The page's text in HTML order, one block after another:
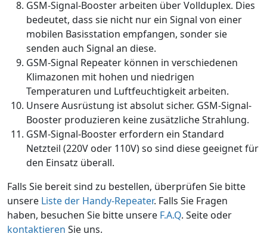
GSM-Signal-Booster arbeiten über Vollduplex. Dies
bedeutet, dass sie nicht nur ein Signal von einer
mobilen Basisstation empfangen, sonder sie
senden auch Signal an diese.
GSM-Signal Repeater können in verschiedenen
Klimazonen mit hohen und niedrigen
Temperaturen und Luftfeuchtigkeit arbeiten.
Unsere Ausrüstung ist absolut sicher. GSM-Signal-
Booster produzieren keine zusätzliche Strahlung.
GSM-Signal-Booster erfordern ein Standard
Netzteil (220V oder 110V) so sind diese geeignet für
den Einsatz überall.
Falls Sie bereit sind zu bestellen, überprüfen Sie bitte
unsere Liste der Handy-Repeater. Falls Sie Fragen
haben, besuchen Sie bitte unsere F.A.Q. Seite oder
kontaktieren Sie uns.